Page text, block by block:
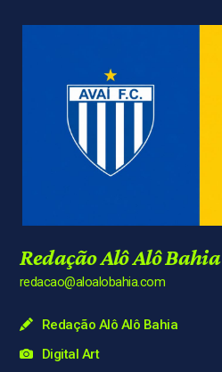
Redação Alô Alô Bahia
redacao@aloalobahia.com
Redação Alô Alô Bahia
Digital Art